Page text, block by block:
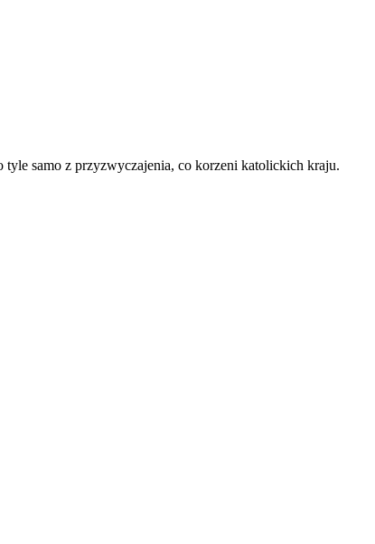
samo z przyzwyczajenia, co korzeni katolickich kraju.